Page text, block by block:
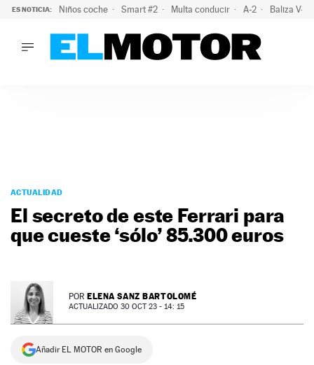
ES NOTICIA: Niños coche Smart #2 Multa conducir A-2 Baliza V-
PODCAST
MOTOS
TECNOLOGÍA
SUPERCOCHES
PREMIOS
SERVICIOS
ACTUALIDAD
El secreto de este Ferrari para
que cueste ‘sólo’ 85.300 euros
POR ELENA SANZ BARTOLOMÉ
ACTUALIZADO 30 OCT 23 - 14: 15
Añadir EL MOTOR en Google